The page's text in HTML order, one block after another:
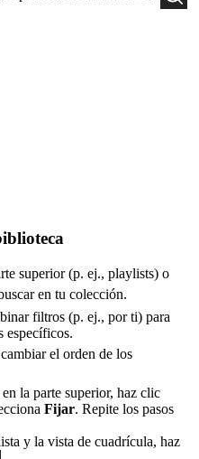
superior (p. ej., playlists) o
en tu colección.
filtros (p. ej., por ti) para
específicos.
el orden de los
la parte superior, haz clic
Fijar. Repite los pasos
y la vista de cuadrícula, haz